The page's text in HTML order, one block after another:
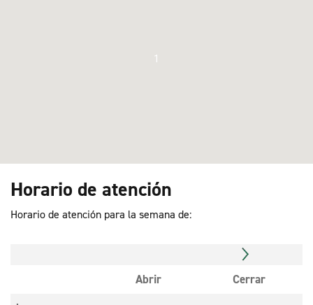
1
Horario de atención
Horario de atención para la semana de:
Abrir
Cerrar